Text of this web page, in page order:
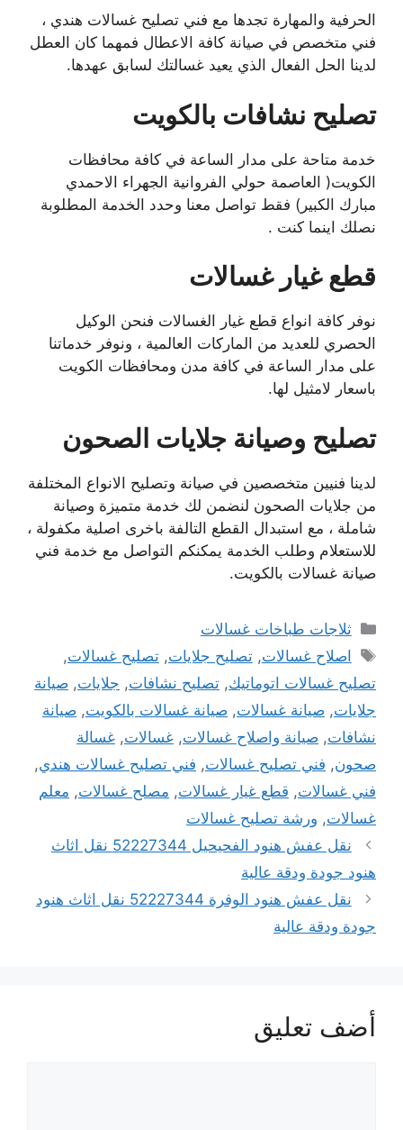
الحرفية والمهارة تجدها مع فني تصليح غسالات هندي ،
فني متخصص في صيانة كافة الاعطال فمهما كان العطل
لدينا الحل الفعال الذي يعيد غسالتك لسابق عهدها.
تصليح نشافات بالكويت
خدمة متاحة على مدار الساعة في كافة محافظات
الكويت( العاصمة حولي الفروانية الجهراء الاحمدي
مبارك الكبير) فقط تواصل معنا وحدد الخدمة المطلوبة
نصلك اينما كنت .
قطع غيار غسالات
نوفر كافة انواع قطع غيار الغسالات فنحن الوكيل
الحصري للعديد من الماركات العالمية ، ونوفر خدماتنا
على مدار الساعة في كافة مدن ومحافظات الكويت
باسعار لامثيل لها.
تصليح وصيانة جلايات الصحون
لدينا فنيين متخصصين في صيانة وتصليح الانواع المختلفة
من جلايات الصحون لنضمن لك خدمة متميزة وصيانة
شاملة ، مع استبدال القطع التالفة باخرى اصلية مكفولة ،
للاستعلام وطلب الخدمة يمكنكم التواصل مع خدمة فني
صيانة غسالات بالكويت.
التصنيفات
ثلاجات طباخات غسالات
الوسوم
اصلاح غسالات,تصليح جلايات,تصليح غسالات,
تصليح غسالات اتوماتيك, تصليح نشافات, جلايات, صيانة
جلايات, صيانة غسالات, صيانة غسالات بالكويت, صيانة
نشافات, صيانة واصلاح غسالات, غسالات, غسالة
صحون, فني تصليح غسالات, فني تصليح غسالات هندي,
فني غسالات, قطع غيار غسالات, مصلح غسالات, معلم
غسالات, ورشة تصليح غسالات
نقل عفش هنود الفحيحيل 52227344 نقل اثاث
هنود جودة ودقة عالية
نقل عفش هنود الوفرة 52227344 نقل اثاث هنود
جودة ودقة عالية
أضف تعليق